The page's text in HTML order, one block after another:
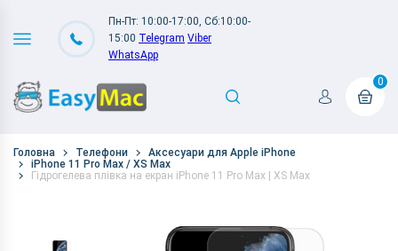
Пн-Пт: 10:00-17:00, Сб:10:00-
15:00 Telegram Viber
WhatsApp
0
Головна Телефони
Аксесуари для Apple iPhone
iPhone 11 Pro Max / XS Max
Гідрогелева плівка на екран iPhone 11 Pro Max | XS Max